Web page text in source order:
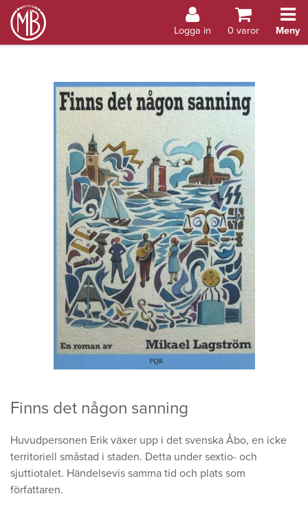
Åland
Logga in 0 varor Meny
Finns det någon sanning
Huvudpersonen Erik växer upp i det svenska Åbo, en icke
territoriell småstad i staden. Detta under sextio- och
sjuttiotalet. Händelsevis samma tid och plats som
författaren.